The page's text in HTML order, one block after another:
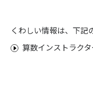
くわしい情報は、下記
算数インストラク